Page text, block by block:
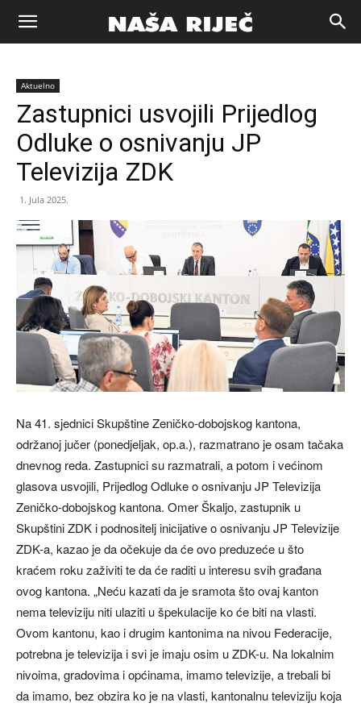
Naša
riječ
Zenica
Aktuelno
Zastupnici usvojili Prijedlog
Odluke o osnivanju JP
Televizija ZDK
1. Jula 2025.
Na 41. sjednici Skupštine Zeničko-dobojskog kantona,
održanoj jučer (ponedjeljak, op.a.), razmatrano je osam tačaka
dnevnog reda. Zastupnici su razmatrali, a potom i većinom
glasova usvojili, Prijedlog Odluke o osnivanju JP Televizija
Zeničko-dobojskog kantona. Omer Škaljo, zastupnik u
Skupštini ZDK i podnositelj inicijative o osnivanju JP Televizije
ZDK-a, kazao je da očekuje da će ovo preduzeće u što
kraćem roku zaživiti te da će raditi u interesu svih građana
ovog kantona. „Neću kazati da je sramota što ovaj kanton
nema televiziju niti ulaziti u špekulacije ko će biti na vlasti.
Ovom kantonu, kao i drugim kantonima na nivou Federacije,
potrebna je televizija i svi je imaju osim u ZDK-u. Na lokalnim
nivoima, gradovima i općinama, imamo televizije, a trebali bi
da imamo, bez obzira ko je na vlasti, kantonalnu televiziju koja